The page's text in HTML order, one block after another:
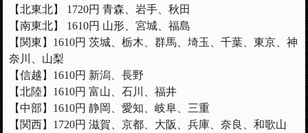
【北東北】 1720円 青森、岩手、秋田
【南東北】 1610円 山形、宮城、福島
【関東】1610円 茨城、栃木、群馬、埼玉、千葉、東京、神
奈川、山梨
【信越】 1610円 新潟、長野
【北陸】 1610円 富山、石川、福井
【中部】 1610円 静岡、愛知、岐阜、三重
【関西】1720円 滋賀、京都、大阪、兵庫、奈良、和歌山